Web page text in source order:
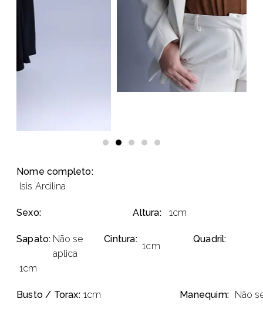
Nome completo:
Isis Arcilina
Sexo: Altura: 1cm
Sapato: Não se
aplica
Cintura:
1cm
Quadril:
1cm
Busto / Torax: 1cm Manequim: Não